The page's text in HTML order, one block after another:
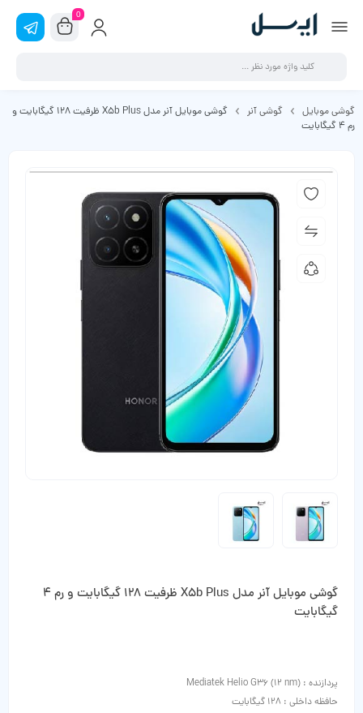
0
گوشی موبایل گوشی آنر
گوشی موبایل آنر مدل X5b Plus ظرفیت 128 گیگابایت و
رم 4 گیگابایت
گوشی موبایل آنر مدل X5b Plus ظرفیت 128 گیگابایت و رم 4
گیگابایت
پردازنده : Mediatek Helio G36 (12 nm)
حافظه داخلی : 128 گیگابایت